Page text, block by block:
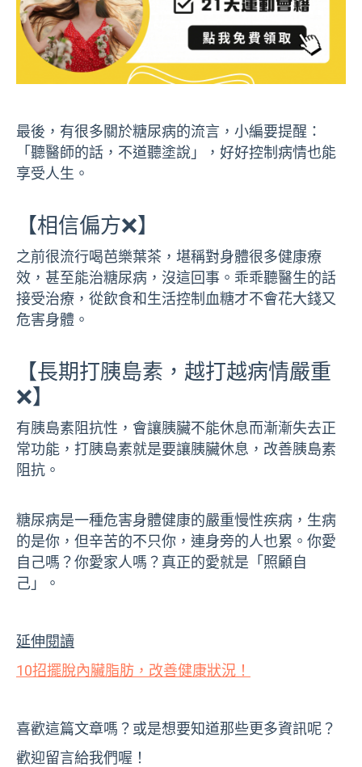
最後，有很多關於糖尿病的流言，小編要提醒：
「聽醫師的話，不道聽塗說」，好好控制病情也能
享受人生。
【相信偏方❌】
之前很流行喝芭樂葉茶，堪稱對身體很多健康療
效，甚至能治糖尿病，沒這回事。乖乖聽醫生的話
接受治療，從飲食和生活控制血糖才不會花大錢又
危害身體。
【長期打胰島素，越打越病情嚴重
❌】
有胰島素阻抗性，會讓胰臟不能休息而漸漸失去正
常功能，打胰島素就是要讓胰臟休息，改善胰島素
阻抗。
糖尿病是一種危害身體健康的嚴重慢性疾病，生病
的是你，但辛苦的不只你，連身旁的人也累。你愛
自己嗎？你愛家人嗎？真正的愛就是「照顧自
己」。
延伸閱讀
10招擺脫內臟脂肪，改善健康狀況！
喜歡這篇文章嗎？或是想要知道那些更多資訊呢？
歡迎留言給我們喔！